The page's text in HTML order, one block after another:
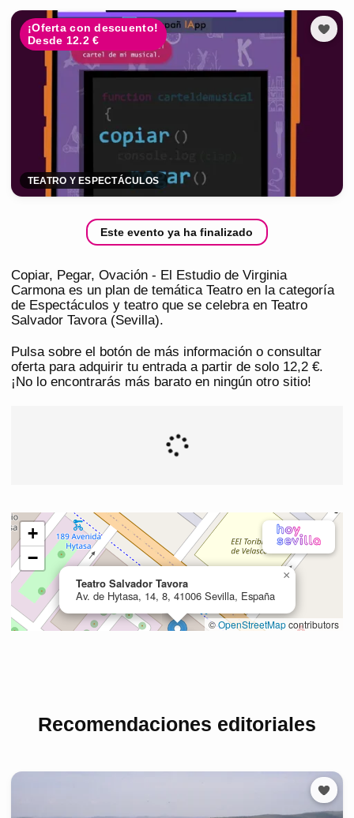
¡Oferta con descuento!
Desde 12.2 €
TEATRO Y ESPECTÁCULOS
Este evento ya ha finalizado
Copiar, Pegar, Ovación - El Estudio de Virginia
Carmona es un plan de temática Teatro en la categoría
de Espectáculos y teatro que se celebra en Teatro
Salvador Tavora (Sevilla).
Pulsa sobre el botón de más información o consultar
oferta para adquirir tu entrada a partir de solo 12,2 €.
¡No lo encontrarás más barato en ningún otro sitio!
Recomendaciones editoriales